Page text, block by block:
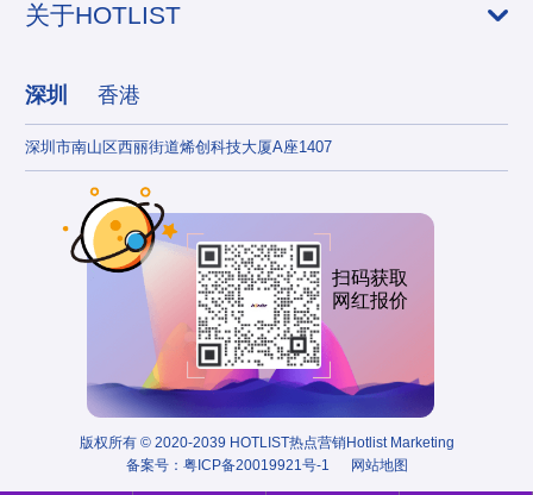
关于HOTLIST
深圳 香港
深圳市南山区西丽街道烯创科技大厦A座1407
扫码获取
网红报价
版权所有 © 2020-2039 HOTLIST热点营销Hotlist Marketing
备案号： 粤ICP备20019921号-1 网站地图